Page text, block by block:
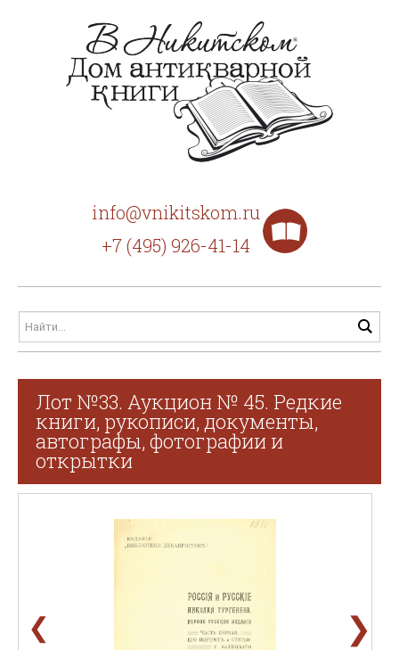
info@vnikitskom.ru
+7 (495) 926-41-14
Лот №33. Аукцион № 45. Редкие
книги, рукописи, документы,
автографы, фотографии и
открытки
❮ ❯